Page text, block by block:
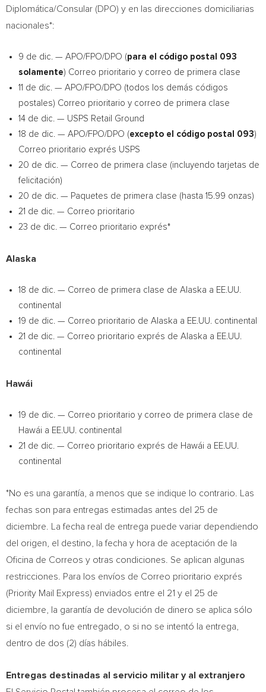
Diplomática/Consular (DPO) y en las direcciones domiciliarias
nacionales*:
9 de dic. — APO/FPO/DPO (para el código postal 093
solamente) Correo prioritario y correo de primera clase
11 de dic. — APO/FPO/DPO (todos los demás códigos
postales) Correo prioritario y correo de primera clase
14 de dic. — USPS Retail Ground
18 de dic. — APO/FPO/DPO (excepto el código postal 093)
Correo prioritario exprés USPS
20 de dic. — Correo de primera clase (incluyendo tarjetas de
felicitación)
20 de dic. — Paquetes de primera clase (hasta 15.99 onzas)
21 de dic. — Correo prioritario
23 de dic. — Correo prioritario exprés*
Alaska
18 de dic. — Correo de primera clase de Alaska a EE.UU.
continental
19 de dic. — Correo prioritario de Alaska a EE.UU. continental
21 de dic. — Correo prioritario exprés de Alaska a EE.UU.
continental
Hawái
19 de dic. — Correo prioritario y correo de primera clase de
Hawái a EE.UU. continental
21 de dic. — Correo prioritario exprés de Hawái a EE.UU.
continental
*No es una garantía, a menos que se indique lo contrario. Las
fechas son para entregas estimadas antes del 25 de
diciembre. La fecha real de entrega puede variar dependiendo
del origen, el destino, la fecha y hora de aceptación de la
Oficina de Correos y otras condiciones. Se aplican algunas
restricciones. Para los envíos de Correo prioritario exprés
(Priority Mail Express) enviados entre el 21 y el 25 de
diciembre, la garantía de devolución de dinero se aplica sólo
si el envío no fue entregado, o si no se intentó la entrega,
dentro de dos (2) días hábiles.
Entregas destinadas al servicio militar y al extranjero